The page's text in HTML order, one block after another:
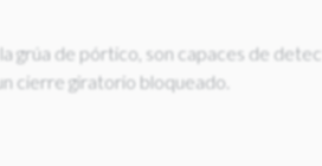
grúa de pórtico, son capaces de
cierre giratorio bloqueado.